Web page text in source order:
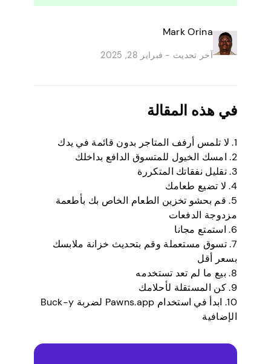
Mark Orina
آخر تحديث - فبراير 28, 2025
في هذه المقالة
1. لا تلمس أرفف المتاجر بدون قائمة في يدك
2. امسك الخيول للمتسوق الدافع بداخلك
3. تقليل نفقاتك المتكررة
4. لا تضيع طعامك
5. قم بحشو تخزين الطعام الخاص بك بأطعمة
مزدوجة الدفعات
6. استمتع مجانا
7. تسوق مستعملة وقم بتحديث خزانة ملابسك
بسعر أقل
8. بيع ما لم تعد تستخدمه
9. كن المستقلة لأحلامك
10. ابدأ في استخدام Pawns.app لضربة Buck-y
الإضافية